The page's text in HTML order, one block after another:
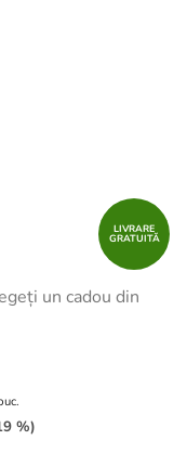
LIVRARE
GRATUITĂ
un cadou din
%)